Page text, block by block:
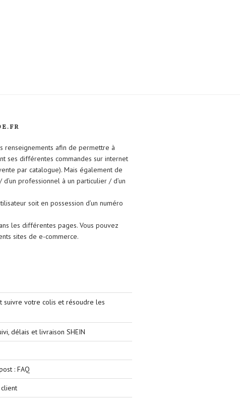
renseignements afin de permettre à
ses différentes commandes sur internet
par catalogue). Mais également de
professionnel à un particulier / d’un
soit en possession d’un numéro
les différentes pages. Vous pouvez
sites de e-commerce.
suivre votre colis et résoudre les
délais et livraison SHEIN
: FAQ